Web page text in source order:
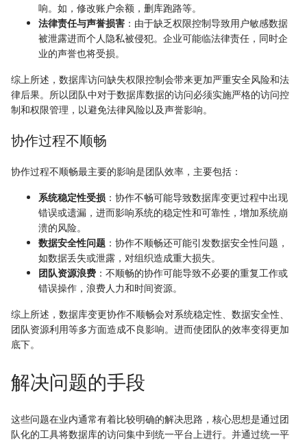
响。如，修改账户余额，删库跑路等‌。
法律责任与声誉损害‌ ：由于缺乏权限控制导致用户敏感数据
被泄露进而个人隐私被侵犯‌。企业可能临法律责任，同时企
业的声誉也将受损。
综上所述，数据库访问缺失权限控制会带来更加严重安全风险和法
律后果。所以团队中对于数据库数据的访问必须实施严格的访问控
制和权限管理‌，以避免法律风险以及声誉影响。
协作过程不顺畅
协作过程不顺畅最主要的影响是团队效率，主要包括：
系统稳定性受损 ‌：协作不畅可能导致数据库变更过程中出现
错误或遗漏，进而影响系统的稳定性和可靠性，增加系统崩
溃的风险‌。
数据安全性问题 ‌：协作不顺畅还可能引发数据安全性问题，
如数据丢失或泄露，对组织造成重大损失‌。
团队资源浪费 ‌：不顺畅的协作可能导致不必要的重复工作或
错误操作，浪费人力和时间资源‌。
综上所述，数据库变更协作不顺畅会对系统稳定性、‌数据安全性、
团队资源利用等多方面造成不良影响。进而使团队的效率变得更加
底下。
解决问题的手段
这些问题在业内通常有着比较明确的解决思路，核心思想是通过团
队化的工具将数据库的访问集中到统一平台上进行。并通过统一平